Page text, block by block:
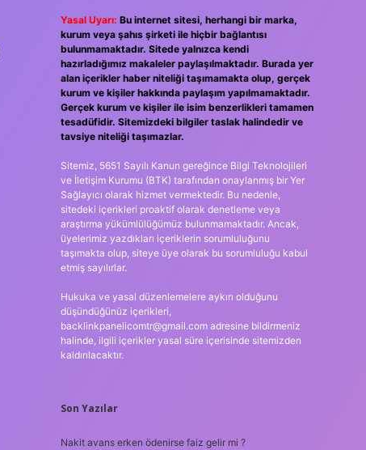
Yasal Uyarı: Bu internet sitesi, herhangi bir marka,
kurum veya şahıs şirketi ile hiçbir bağlantısı
bulunmamaktadır. Sitede yalnızca kendi
hazırladığımız makaleler paylaşılmaktadır. Burada yer
alan içerikler haber niteliği taşımamakta olup, gerçek
kurum ve kişiler hakkında paylaşım yapılmamaktadır.
Gerçek kurum ve kişiler ile isim benzerlikleri tamamen
tesadüfidir. Sitemizdeki bilgiler taslak halindedir ve
tavsiye niteliği taşımazlar.
Sitemiz, 5651 Sayılı Kanun gereğince Bilgi Teknolojileri
ve İletişim Kurumu (BTK) tarafından onaylanmış bir Yer
Sağlayıcı olarak hizmet vermektedir. Bu nedenle,
sitedeki içerikleri proaktif olarak denetleme veya
araştırma yükümlülüğümüz bulunmamaktadır. Ancak,
üyelerimiz yazdıkları içeriklerin sorumluluğunu
taşımakta olup, siteye üye olarak bu sorumluluğu kabul
etmiş sayılırlar.
Hukuka ve yasal düzenlemelere aykırı olduğunu
düşündüğünüz içerikleri,
backlinkpanelicomtr@gmail.comadresine bildirmeniz
halinde, ilgili içerikler yasal süre içerisinde sitemizden
kaldırılacaktır.
Son Yazılar
Nakit avans erken ödenirse faiz gelir mi ?